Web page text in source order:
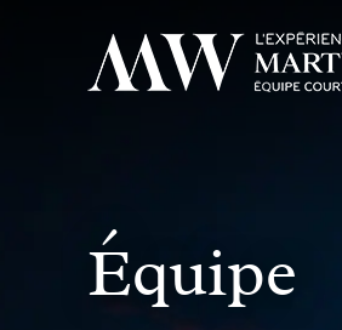
Équipe